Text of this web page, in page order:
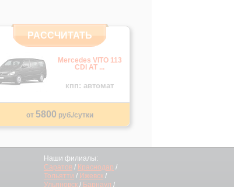
РАССЧИТАТЬ
Mercedes VITO 113
CDI AT ...
кпп: автомат
от 5800 руб./сутки
Наши филиалы:
Саратов / Краснодар /
Тольятти / Ижевск /
Ульяновск / Барнаул /